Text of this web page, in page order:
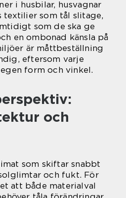
i husbilar, husvagnar
textilier som tål slitage,
som de ska ge
en ombonad känsla på
är måttbeställning
eftersom varje
form och vinkel.
och
som skiftar snabbt
och fukt. För
att både materialval